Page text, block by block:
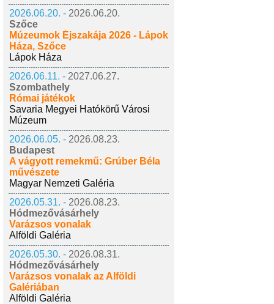
2026.06.20. - 2026.06.20.
Szőce
Múzeumok Éjszakája 2026 - Lápok
Háza, Szőce
Lápok Háza
2026.06.11. - 2027.06.27.
Szombathely
Római játékok
Savaria Megyei Hatókörű Városi
Múzeum
2026.06.05. - 2026.08.23.
Budapest
A vágyott remekmű: Grúber Béla
művészete
Magyar Nemzeti Galéria
2026.05.31. - 2026.08.23.
Hódmezővásárhely
Varázsos vonalak
Alföldi Galéria
2026.05.30. - 2026.08.31.
Hódmezővásárhely
Varázsos vonalak az Alföldi
Galériában
Alföldi Galéria